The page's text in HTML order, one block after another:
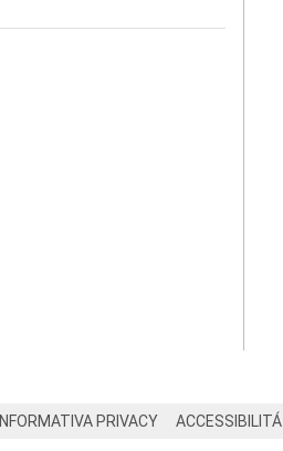
INFORMATIVA PRIVACY ACCESSIBILITÁ